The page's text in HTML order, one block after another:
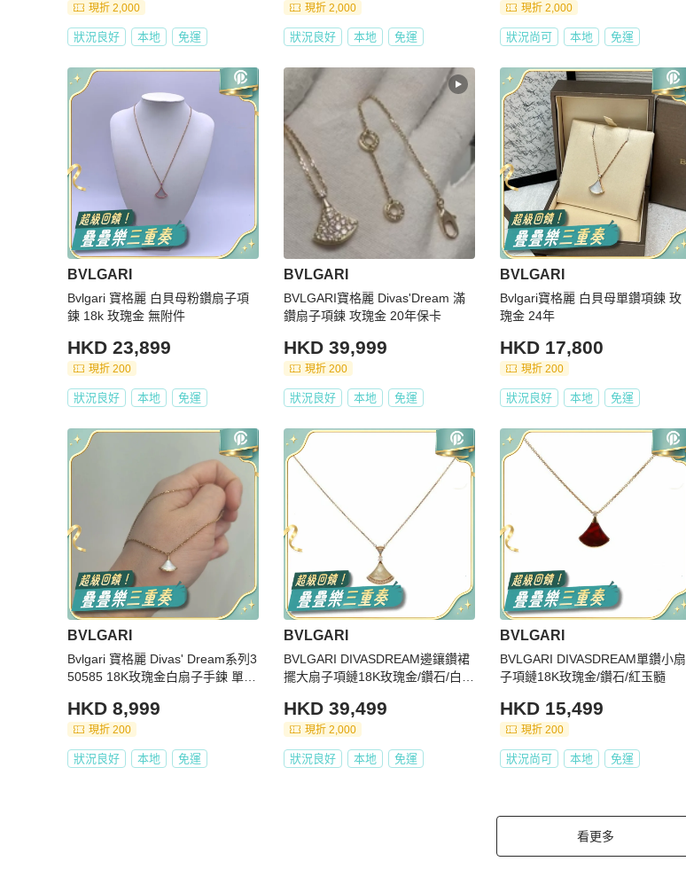
現折 2,000
狀況良好 本地 免運
現折 2,000
狀況良好 本地 免運
現折 2,000
狀況尚可 本地 免運
BVLGARI
Bvlgari 寶格麗 白貝母粉鑽扇子項
鍊 18k 玫瑰金 無附件
HKD 23,899
現折 200
狀況良好 本地 免運
BVLGARI
BVLGARI寶格麗 Divas'Dream 滿
鑽扇子項鍊 攻瑰金 20年保卡
HKD 39,999
現折 200
狀況良好 本地 免運
BVLGARI
Bvlgari寶格麗 白貝母單鑽項鍊 玫
瑰金 24年
HKD 17,800
現折 200
狀況良好 本地 免運
BVLGARI
Bvlgari 寶格麗 Divas' Dream系列3
50585 18K玫瑰金白扇子手鍊 單鏈
HKD 8,999
現折 200
狀況良好 本地 免運
BVLGARI
BVLGARI DIVASDREAM邊鑲鑽裙
擺大扇子項鏈18K玫瑰金/鑽石/白貝
HKD 39,499
現折 2,000
狀況良好 本地 免運
BVLGARI
BVLGARI DIVASDREAM單鑽小扇
子項鏈18K玫瑰金/鑽石/紅玉髓
HKD 15,499
現折 200
狀況尚可 本地 免運
看更多